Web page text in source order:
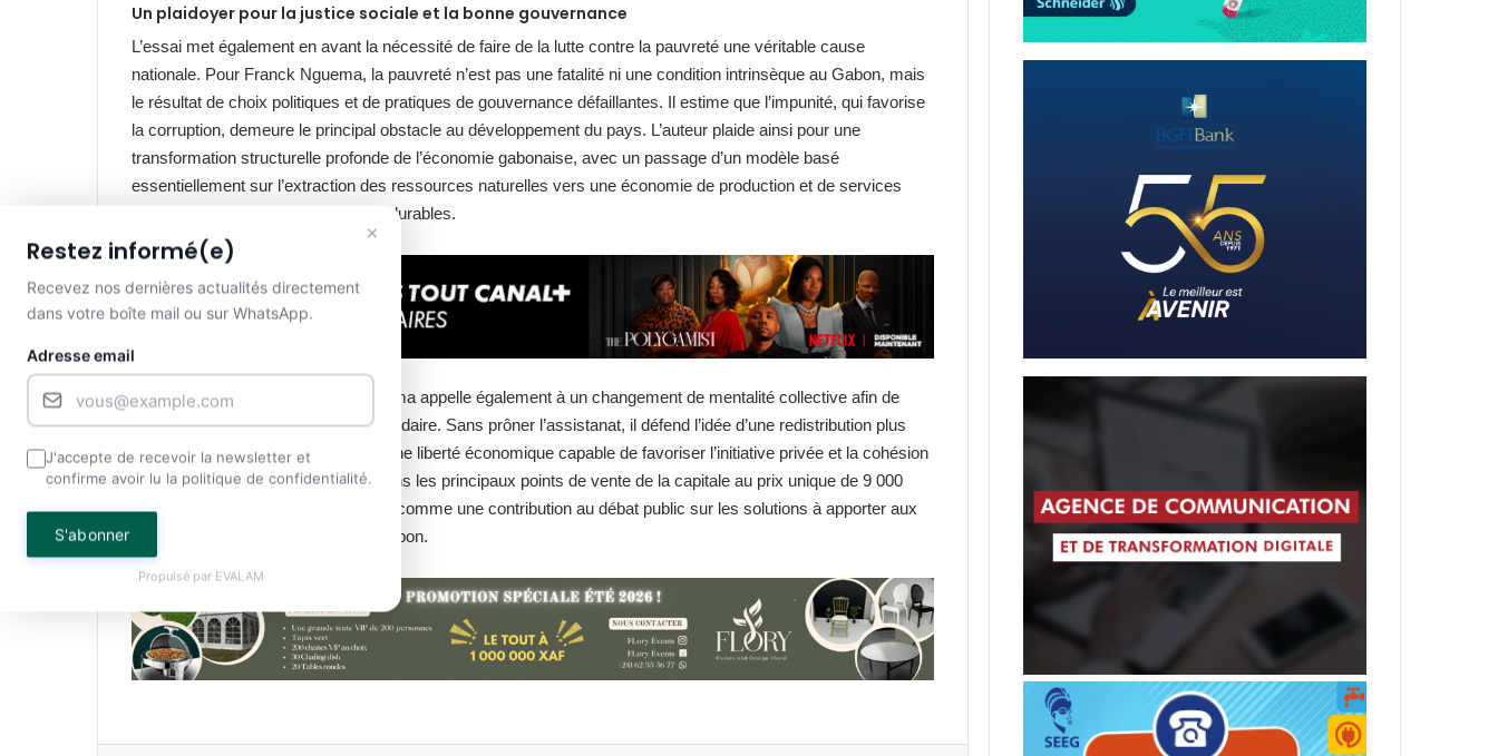
Un plaidoyer pour la justice sociale et la bonne gouvernance
L’essai met également en avant la nécessité de faire de la lutte contre la pauvreté une véritable cause
nationale. Pour Franck Nguema, la pauvreté n’est pas une fatalité ni une condition intrinsèque au Gabon, mais
le résultat de choix politiques et de pratiques de gouvernance défaillantes. Il estime que l’impunité, qui favorise
la corruption, demeure le principal obstacle au développement du pays. L’auteur plaide ainsi pour une
transformation structurelle profonde de l’économie gabonaise, avec un passage d’un modèle basé
essentiellement sur l’extraction des ressources naturelles vers une économie de production et de services
créatrice d’emplois et de richesses durables.
À travers cet ouvrage, Franck Nguema appelle également à un changement de mentalité collective afin de
bâtir une société plus équitable et solidaire. Sans prôner l’assistanat, il défend l’idée d’une redistribution plus
juste des richesses nationales et d’une liberté économique capable de favoriser l’initiative privée et la cohésion
sociale. Disponible dès à présent dans les principaux points de vente de la capitale au prix unique de 9 000
FCFA, ce premier tome se présente comme une contribution au débat public sur les solutions à apporter aux
défis économiques et sociaux du Gabon.
Lycée Public d’Awendje : 735 élèves
en 2026 pour seulement 7 salles
classe fonctionnelles
Gabon : Hermann Immongault
×
Restez informé(e)
Recevez nos dernières actualités directement
dans votre boîte mail ou sur WhatsApp.
Adresse email
J'accepte de recevoir la newsletter et
confirme avoir lu la politique de confidentialité.
S'abonner
Propulsé par EVALAM